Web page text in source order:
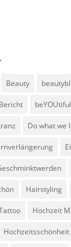
Beauty
Bericht beYOUtiful
Do what we
Hairstyling
Hochzeit
Hochzeitsschönheit